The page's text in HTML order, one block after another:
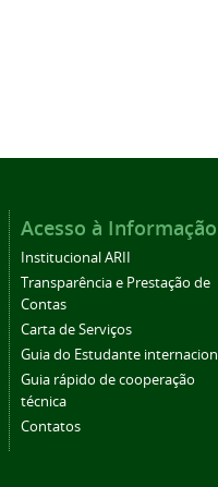
Acesso à Informação
Institucional ARII
Transparência e Prestação de
Contas
Carta de Serviços
Guia do Estudante
Guia rápido de cooperação
técnica
Contatos